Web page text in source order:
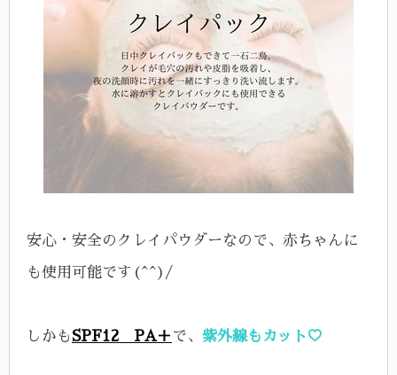
安心・安全のクレイパウダーなので、赤ちゃんに
も使用可能です(^^)/
しかも SPF12 PA＋ で、 紫外線もカット♡